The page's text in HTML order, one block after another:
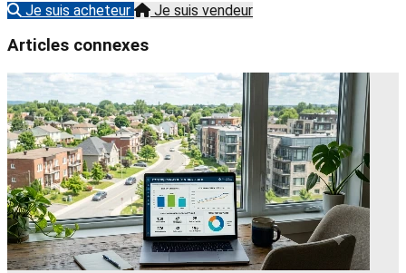
Je suis acheteur
Je suis vendeur
Articles connexes